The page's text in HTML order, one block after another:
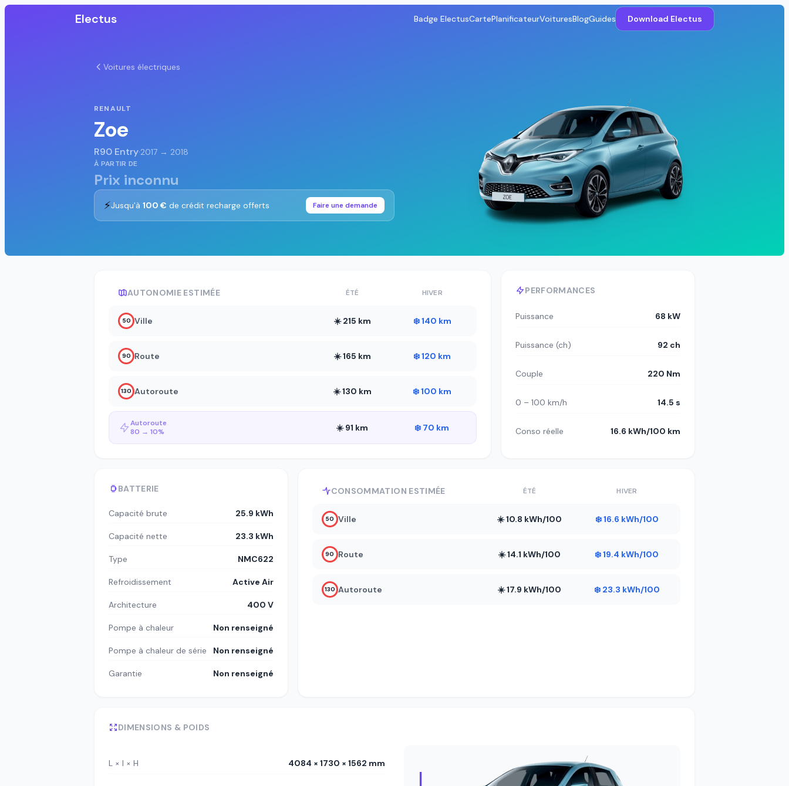
Electus Badge ElectusCartePlanificateurVoituresBlogGuides Download Electus
Voitures électriques
RENAULT
Zoe
R90 Entry·2017 → 2018
À PARTIR DE
Prix inconnu
⚡Jusqu'à 100 € de crédit recharge offerts Faire une demande
AUTONOMIE ESTIMÉE ÉTÉ HIVER
50 Ville ☀️ 215 km ❄️ 140 km
90 Route ☀️ 165 km ❄️ 120 km
130 Autoroute ☀️ 130 km ❄️ 100 km
Autoroute
80 → 10%
☀️ 91 km ❄️ 70 km
PERFORMANCES
Puissance 68 kW
Puissance (ch) 92 ch
Couple 220 Nm
0 – 100 km/h 14.5 s
Conso réelle 16.6 kWh/100 km
BATTERIE
Capacité brute 25.9 kWh
Capacité nette 23.3 kWh
Type NMC622
Refroidissement Active Air
Architecture 400 V
Pompe à chaleur Non renseigné
Pompe à chaleur de série Non renseigné
Garantie Non renseigné
CONSOMMATION ESTIMÉE ÉTÉ HIVER
50 Ville ☀️ 10.8 kWh/100 ❄️ 16.6 kWh/100
90 Route ☀️ 14.1 kWh/100 ❄️ 19.4 kWh/100
130 Autoroute ☀️ 17.9 kWh/100 ❄️ 23.3 kWh/100
DIMENSIONS & POIDS
L × l × H 4084 × 1730 × 1562 mm